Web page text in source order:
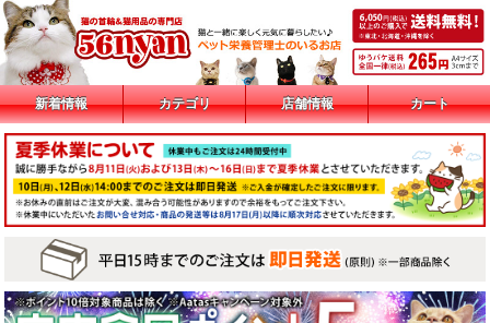
新着情報 カテゴリ 店舗情報 カート